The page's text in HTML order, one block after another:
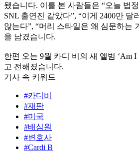
됐습니다. 이를 본 사람들은 “오늘 법
SNL 출연진 같았다”, “이게 2400만 달
않는다”, “머리 스타일은 왜 심문하는
을 남겼습니다.
한편 오는 9월 카디 비의 새 앨범 ‘Am I
고 전해졌습니다.
기사 속 키워드
#카디비
#재판
#미국
#배심원
#변호사
#Cardi B